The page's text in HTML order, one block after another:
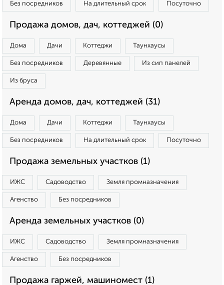
Без посредников На длительный срок Посуточно
Продажа домов, дач, коттеджей (0)
Дома Дачи Коттеджи Таунхаусы
Без посредников Деревянные Из сип панелей
Из бруса
Аренда домов, дач, коттеджей (31)
Дома Дачи Коттеджи Таунхаусы
Без посредников На длительный срок Посуточно
Продажа земельных участков (1)
ИЖС Садоводство Земля промназначения
Агенство Без посредников
Аренда земельных участков (0)
ИЖС Садоводство Земля промназначения
Агенство Без посредников
Продажа гаржей, машиномест (1)